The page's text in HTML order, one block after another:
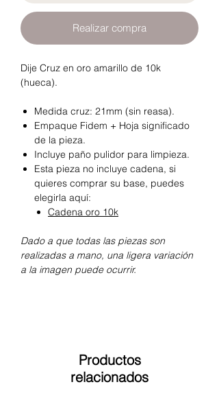
Realizar compra
Dije Cruz en oro amarillo de 10k
(hueca).
Medida cruz: 21mm (sin reasa).
Empaque Fidem + Hoja significado
de la pieza.
Incluye paño pulidor para limpieza.
Esta pieza no incluye cadena, si
quieres comprar su base, puedes
elegirla aquí:
Cadena oro 10k
Dado a que todas las piezas son
realizadas a mano, una ligera variación
a la imagen puede ocurrir.
Productos
relacionados